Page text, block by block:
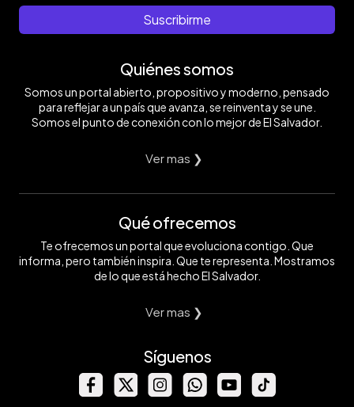
Suscribirme
Quiénes somos
Somos un portal abierto, propositivo y moderno, pensado
para reflejar a un país que avanza, se reinventa y se une.
Somos el punto de conexión con lo mejor de El Salvador.
Ver mas ❯
Qué ofrecemos
Te ofrecemos un portal que evoluciona contigo. Que
informa, pero también inspira. Que te representa. Mostramos
de lo que está hecho El Salvador.
Ver mas ❯
Síguenos